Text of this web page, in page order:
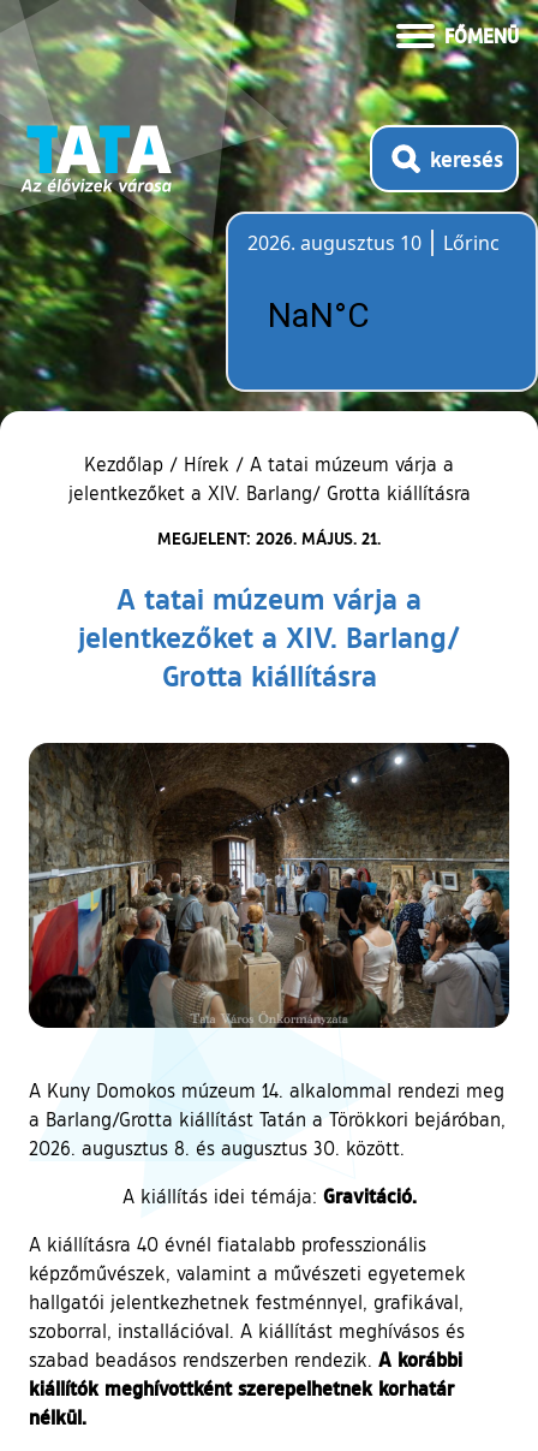
FŐMENÜ
keresés
2026. augusztus 10
Lőrinc
Kezdőlap / Hírek / A tatai múzeum várja a
jelentkezőket a XIV. Barlang/ Grotta kiállításra
MEGJELENT: 2026. MÁJUS. 21.
A tatai múzeum várja a
jelentkezőket a XIV. Barlang/
Grotta kiállításra
A Kuny Domokos múzeum 14. alkalommal rendezi meg
a Barlang/Grotta kiállítást Tatán a Törökkori bejáróban,
2026. augusztus 8. és augusztus 30. között.
A kiállítás idei témája: Gravitáció.
A kiállításra 40 évnél fiatalabb professzionális
képzőművészek, valamint a művészeti egyetemek
hallgatói jelentkezhetnek festménnyel, grafikával,
szoborral, installációval. A kiállítást meghívásos és
szabad beadásos rendszerben rendezik. A korábbi
kiállítók meghívottként szerepelhetnek korhatár
nélkül.